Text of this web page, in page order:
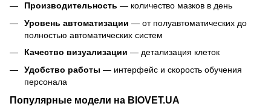
Производительность — количество мазков в день
Уровень автоматизации — от полуавтоматических до
полностью автоматических систем
Качество визуализации — детализация клеток
Удобство работы — интерфейс и скорость обучения
персонала
Популярные модели на BIOVET.UA